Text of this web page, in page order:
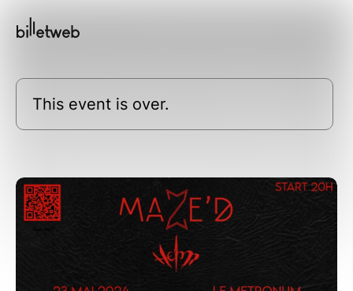
This event is over.